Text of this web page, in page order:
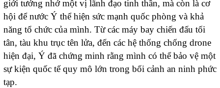
giới tưởng nhớ một vị lãnh đạo tinh thần, mà còn là cơ
hội để nước Ý thể hiện sức mạnh quốc phòng và khả
năng tổ chức của mình. Từ các máy bay chiến đấu tối
tân, tàu khu trục tên lửa, đến các hệ thống chống drone
hiện đại, Ý đã chứng minh rằng mình có thể bảo vệ một
sự kiện quốc tế quy mô lớn trong bối cảnh an ninh phức
tạp.